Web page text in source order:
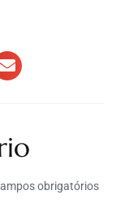
obrigatórios